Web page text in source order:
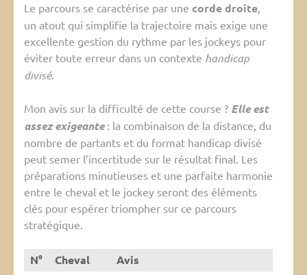
Le parcours se caractérise par une corde droite,
un atout qui simplifie la trajectoire mais exige une
excellente gestion du rythme par les jockeys pour
éviter toute erreur dans un contexte handicap
divisé.
Mon avis sur la difficulté de cette course ? Elle est
assez exigeante: la combinaison de la distance, du
nombre de partants et du format handicap divisé
peut semer l’incertitude sur le résultat final. Les
préparations minutieuses et une parfaite harmonie
entre le cheval et le jockey seront des éléments
clés pour espérer triompher sur ce parcours
stratégique.
N° Cheval Avis